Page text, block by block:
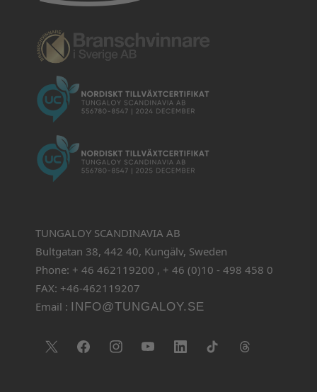
TUNGALOY SCANDINAVIA AB
Bultgatan 38, 442 40, Kungälv, Sweden
Phone: + 46 462119200 , + 46 (0)10 - 498 458 0
FAX: +46-462119207
Email : INFO@TUNGALOY.SE